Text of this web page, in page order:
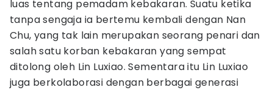
luas tentang pemadam kebakaran. Suatu ketika
tanpa sengaja ia bertemu kembali dengan Nan
Chu, yang tak lain merupakan seorang penari dan
salah satu korban kebakaran yang sempat
ditolong oleh Lin Luxiao. Sementara itu Lin Luxiao
juga berkolaborasi dengan berbagai generasi